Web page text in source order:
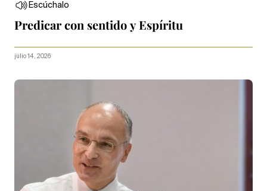
Escúchalo
Predicar con sentido y Espíritu
julio 14, 2026